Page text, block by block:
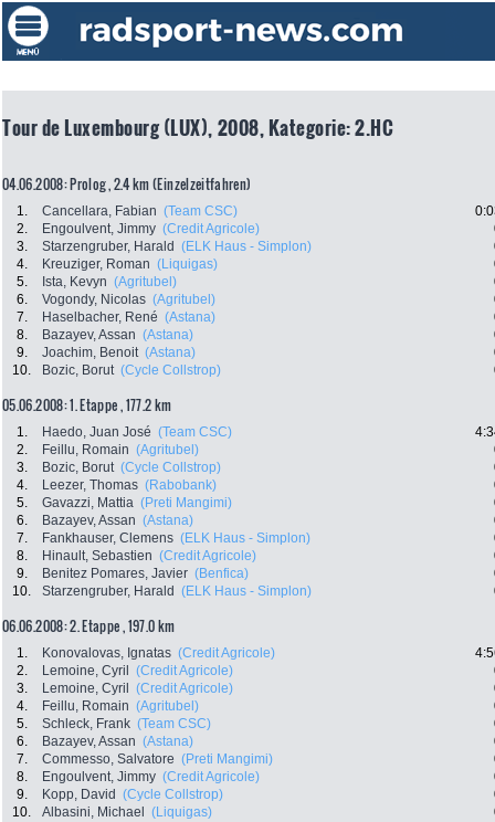
Tour de Luxembourg (LUX), 2008, Kategorie: 2.HC
04.06.2008: Prolog , 2.4 km (Einzelzeitfahren)
1. Cancellara, Fabian (Team CSC)
2.
Engoulvent, Jimmy (Credit Agricole)
3.
Starzengruber, Harald (ELK Haus - Simplon)
4.
Kreuziger, Roman (Liquigas)
5.
Ista, Kevyn (Agritubel)
6.
Vogondy, Nicolas (Agritubel)
7.
Haselbacher, René (Astana)
8.
Bazayev, Assan (Astana)
9.
Joachim, Benoit (Astana)
10.
Bozic, Borut (Cycle Collstrop)
05.06.2008: 1. Etappe , 177.2 km
1. Haedo, Juan José (Team CSC)
2.
Feillu, Romain (Agritubel)
3.
Bozic, Borut (Cycle Collstrop)
4.
Leezer, Thomas (Rabobank)
5.
Gavazzi, Mattia (Preti Mangimi)
6.
Bazayev, Assan (Astana)
7.
Fankhauser, Clemens (ELK Haus - Simplon)
8.
Hinault, Sebastien (Credit Agricole)
9.
Benitez Pomares, Javier (Benfica)
10.
Starzengruber, Harald (ELK Haus - Simplon)
06.06.2008: 2. Etappe , 197.0 km
1. Konovalovas, Ignatas (Credit Agricole)
2.
Lemoine, Cyril (Credit Agricole)
3.
Lemoine, Cyril (Credit Agricole)
4.
Feillu, Romain (Agritubel)
5.
Schleck, Frank (Team CSC)
6.
Bazayev, Assan (Astana)
7.
Commesso, Salvatore (Preti Mangimi)
8.
Engoulvent, Jimmy (Credit Agricole)
9.
Kopp, David (Cycle Collstrop)
10.
Albasini, Michael (Liquigas)